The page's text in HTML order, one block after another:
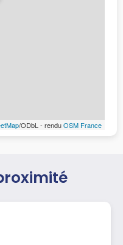
/ODbL - renduOSM France